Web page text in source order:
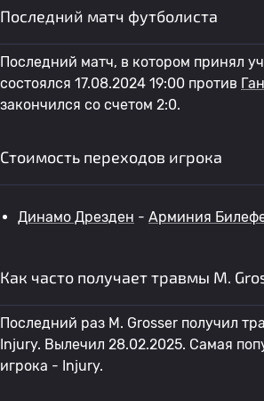
Последний матч футболиста
Последний матч, в котором принял
состоялся 17.08.2024 19:00 против
закончился со счетом 2:0.
Стоимость переходов игрока
Динамо Дрезден - Арминия
Как часто получает травмы M.
Последний раз M. Grosser получил
Injury. Вылечил 28.02.2025. Самая
игрока - Injury.